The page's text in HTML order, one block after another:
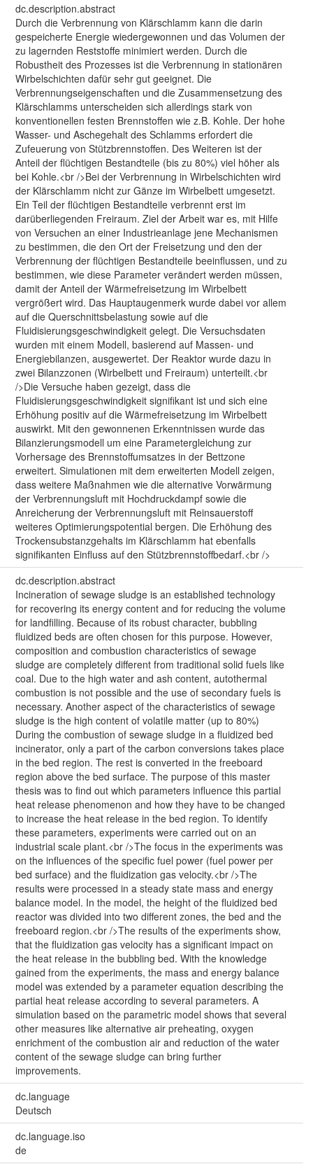
dc.description.abstract
Durch die Verbrennung von Klärschlamm kann die darin
gespeicherte Energie wiedergewonnen und das Volumen der
zu lagernden Reststoffe minimiert werden. Durch die
Robustheit des Prozesses ist die Verbrennung in stationären
Wirbelschichten dafür sehr gut geeignet. Die
Verbrennungseigenschaften und die Zusammensetzung des
Klärschlamms unterscheiden sich allerdings stark von
konventionellen festen Brennstoffen wie z.B. Kohle. Der hohe
Wasser- und Aschegehalt des Schlamms erfordert die
Zufeuerung von Stützbrennstoffen. Des Weiteren ist der
Anteil der flüchtigen Bestandteile (bis zu 80%) viel höher als
bei Kohle.<br />Bei der Verbrennung in Wirbelschichten wird
der Klärschlamm nicht zur Gänze im Wirbelbett umgesetzt.
Ein Teil der flüchtigen Bestandteile verbrennt erst im
darüberliegenden Freiraum. Ziel der Arbeit war es, mit Hilfe
von Versuchen an einer Industrieanlage jene Mechanismen
zu bestimmen, die den Ort der Freisetzung und den der
Verbrennung der flüchtigen Bestandteile beeinflussen, und zu
bestimmen, wie diese Parameter verändert werden müssen,
damit der Anteil der Wärmefreisetzung im Wirbelbett
vergrößert wird. Das Hauptaugenmerk wurde dabei vor allem
auf die Querschnittsbelastung sowie auf die
Fluidisierungsgeschwindigkeit gelegt. Die Versuchsdaten
wurden mit einem Modell, basierend auf Massen- und
Energiebilanzen, ausgewertet. Der Reaktor wurde dazu in
zwei Bilanzzonen (Wirbelbett und Freiraum) unterteilt.<br
/>Die Versuche haben gezeigt, dass die
Fluidisierungsgeschwindigkeit signifikant ist und sich eine
Erhöhung positiv auf die Wärmefreisetzung im Wirbelbett
auswirkt. Mit den gewonnenen Erkenntnissen wurde das
Bilanzierungsmodell um eine Parametergleichung zur
Vorhersage des Brennstoffumsatzes in der Bettzone
erweitert. Simulationen mit dem erweiterten Modell zeigen,
dass weitere Maßnahmen wie die alternative Vorwärmung
der Verbrennungsluft mit Hochdruckdampf sowie die
Anreicherung der Verbrennungsluft mit Reinsauerstoff
weiteres Optimierungspotential bergen. Die Erhöhung des
Trockensubstanzgehalts im Klärschlamm hat ebenfalls
signifikanten Einfluss auf den Stützbrennstoffbedarf.<br />
dc.description.abstract
Incineration of sewage sludge is an established technology
for recovering its energy content and for reducing the volume
for landfilling. Because of its robust character, bubbling
fluidized beds are often chosen for this purpose. However,
composition and combustion characteristics of sewage
sludge are completely different from traditional solid fuels like
coal. Due to the high water and ash content, autothermal
combustion is not possible and the use of secondary fuels is
necessary. Another aspect of the characteristics of sewage
sludge is the high content of volatile matter (up to 80%)
During the combustion of sewage sludge in a fluidized bed
incinerator, only a part of the carbon conversions takes place
in the bed region. The rest is converted in the freeboard
region above the bed surface. The purpose of this master
thesis was to find out which parameters influence this partial
heat release phenomenon and how they have to be changed
to increase the heat release in the bed region. To identify
these parameters, experiments were carried out on an
industrial scale plant.<br />The focus in the experiments was
on the influences of the specific fuel power (fuel power per
bed surface) and the fluidization gas velocity.<br />The
results were processed in a steady state mass and energy
balance model. In the model, the height of the fluidized bed
reactor was divided into two different zones, the bed and the
freeboard region.<br />The results of the experiments show,
that the fluidization gas velocity has a significant impact on
the heat release in the bubbling bed. With the knowledge
gained from the experiments, the mass and energy balance
model was extended by a parameter equation describing the
partial heat release according to several parameters. A
simulation based on the parametric model shows that several
other measures like alternative air preheating, oxygen
enrichment of the combustion air and reduction of the water
content of the sewage sludge can bring further
improvements.
dc.language
Deutsch
dc.language.iso
de